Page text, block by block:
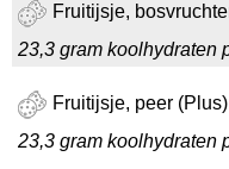
Fruitijsje,
23,3 gram koolhydraten
Fruitijsje, peer (Plus)
23,3 gram koolhydraten